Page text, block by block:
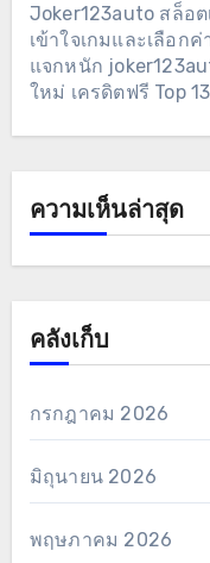
Joker123auto สล็อ
เข้าใจเกมและเลือก
แจกหนัก
ใหม่ เครดิตฟรี Top
ความเห็นล่าสุด
คลังเก็บ
กรกฎาคม 2026
มิถุนายน 2026
พฤษภาคม 2026